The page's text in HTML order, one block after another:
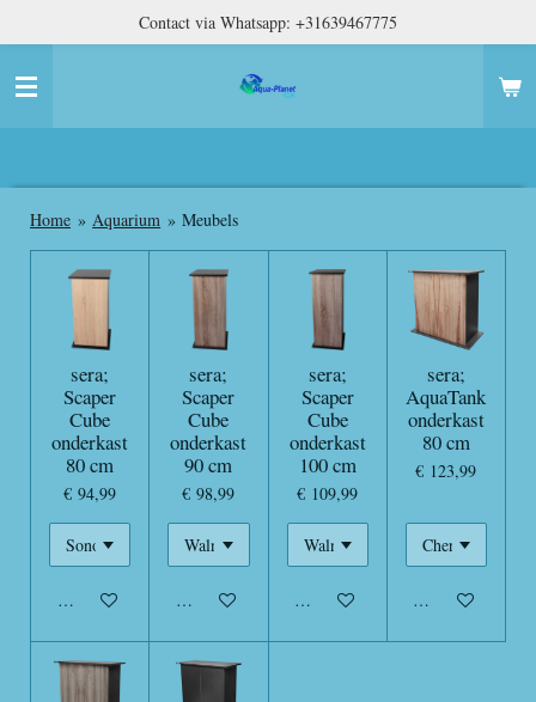
naar
hoofdinhoud
Contact via Whatsapp: +31639467775
Home » Aquarium » Meubels
sera;
Scaper
Cube
onderkast
80 cm
€ 94,99
In winkelwagen
sera;
Scaper
Cube
onderkast
90 cm
€ 98,99
In winkelwagen
sera;
Scaper
Cube
onderkast
100 cm
€ 109,99
In winkelwagen
sera;
AquaTank
onderkast
80 cm
€ 123,99
In winkelwagen